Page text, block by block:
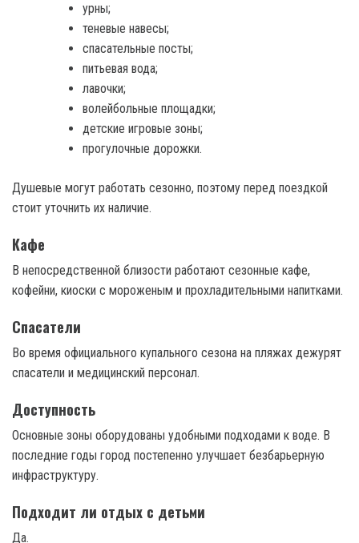
урны;
теневые навесы;
спасательные посты;
питьевая вода;
лавочки;
волейбольные площадки;
детские игровые зоны;
прогулочные дорожки.
Душевые могут работать сезонно, поэтому перед поездкой
стоит уточнить их наличие.
Кафе
В непосредственной близости работают сезонные кафе,
кофейни, киоски с мороженым и прохладительными напитками.
Спасатели
Во время официального купального сезона на пляжах дежурят
спасатели и медицинский персонал.
Доступность
Основные зоны оборудованы удобными подходами к воде. В
последние годы город постепенно улучшает безбарьерную
инфраструктуру.
Подходит ли отдых с детьми
Да.